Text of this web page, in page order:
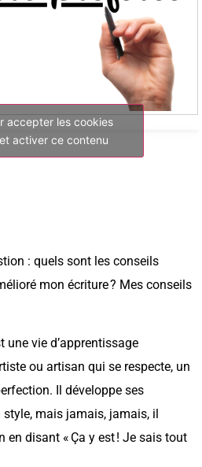
accepter les cookies
activer ce contenu
: quels sont les conseils
mon écriture ? Mes conseils
une vie d’apprentissage
ou artisan qui se respecte, un
Il développe ses
mais jamais, jamais, il
en disant « Ça y est ! Je sais tout